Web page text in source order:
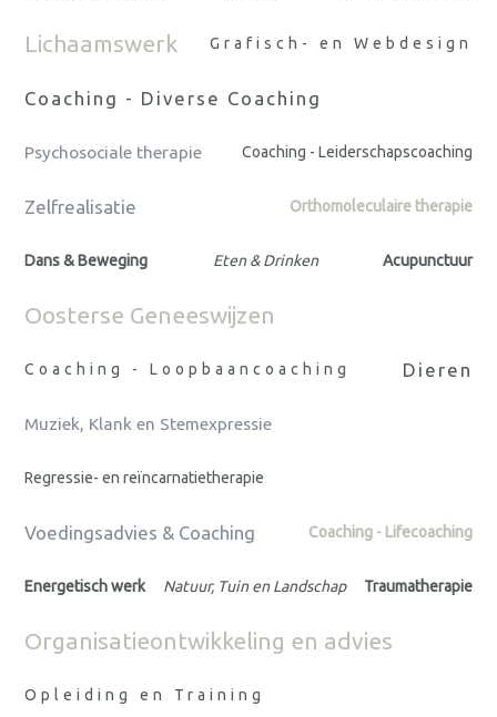
Lichaamswerk Grafisch- en Webdesign
Coaching - Diverse Coaching
Psychosociale therapie Coaching - Leiderschapscoaching
Zelfrealisatie Orthomoleculaire therapie
Dans & Beweging Eten & Drinken Acupunctuur
Oosterse Geneeswijzen
Coaching - Loopbaancoaching Dieren
Muziek, Klank en Stemexpressie
Regressie- en reïncarnatietherapie
Voedingsadvies & Coaching Coaching - Lifecoaching
Energetisch werk Natuur, Tuin en Landschap Traumatherapie
Organisatieontwikkeling en advies
Opleiding en Training